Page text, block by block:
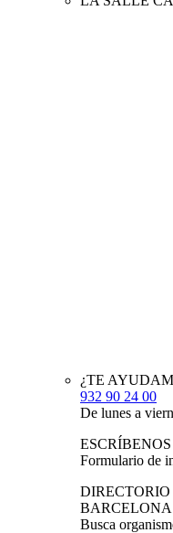
¿TE
932 90 24 00
De lunes a
ESCRÍBENOS
Formulario de
BARCELONA
Busca